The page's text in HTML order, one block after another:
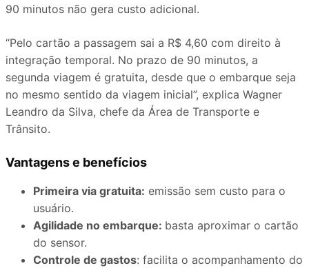
90 minutos não gera custo adicional.
“Pelo cartão a passagem sai a R$ 4,60 com direito à
integração temporal. No prazo de 90 minutos, a
segunda viagem é gratuita, desde que o embarque seja
no mesmo sentido da viagem inicial”, explica Wagner
Leandro da Silva, chefe da Área de Transporte e
Trânsito.
Vantagens e benefícios
Primeira via gratuita: emissão sem custo para o
usuário.
Agilidade no embarque: basta aproximar o cartão
do sensor.
Controle de gastos: facilita o acompanhamento do